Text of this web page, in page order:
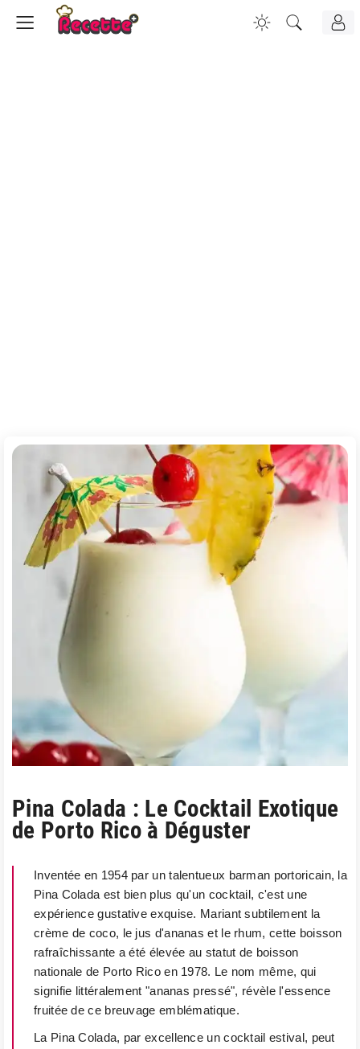
Pina Colada : Le Cocktail Exotique
de Porto Rico à Déguster
Inventée en 1954 par un talentueux barman portoricain, la
Pina Colada est bien plus qu'un cocktail, c'est une
expérience gustative exquise. Mariant subtilement la
crème de coco, le jus d'ananas et le rhum, cette boisson
rafraîchissante a été élevée au statut de boisson
nationale de Porto Rico en 1978. Le nom même, qui
signifie littéralement "ananas pressé", révèle l'essence
fruitée de ce breuvage emblématique.
La Pina Colada, par excellence un cocktail estival, peut